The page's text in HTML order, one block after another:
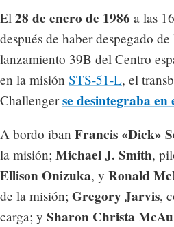
El 28 de enero de 1986 a las
después de haber despegado
lanzamiento 39B del Centro
en la misión STS-51-L, el
Challengerse desintegraba en
A bordo iban Francis «Dick»
la misión; Michael J. Smith,
Ellison Onizuka, y Ronald
de la misión; Gregory Jarvis,
carga; y Sharon Christa